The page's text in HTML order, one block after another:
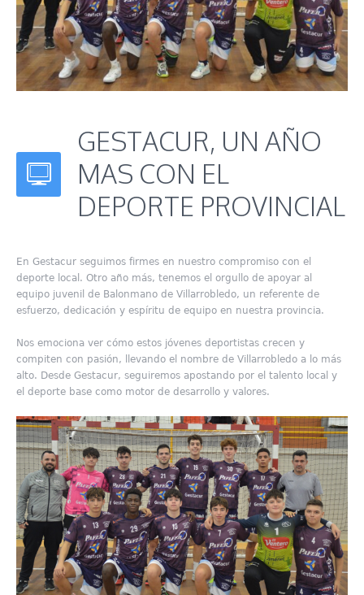
GESTACUR, UN AÑO
MAS CON EL
DEPORTE PROVINCIAL
En Gestacur seguimos firmes en nuestro compromiso con el
deporte local. Otro año más, tenemos el orgullo de apoyar al
equipo juvenil de Balonmano de Villarrobledo, un referente de
esfuerzo, dedicación y espíritu de equipo en nuestra provincia.
Nos emociona ver cómo estos jóvenes deportistas crecen y
compiten con pasión, llevando el nombre de Villarrobledo a lo más
alto. Desde Gestacur, seguiremos apostando por el talento local y
el deporte base como motor de desarrollo y valores.